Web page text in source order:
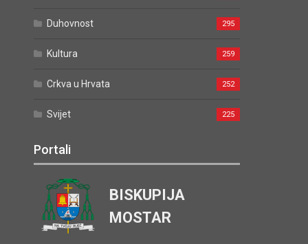
Duhovnost 295
Kultura 259
Crkva u Hrvata 252
Svijet 225
Portali
BISKUPIJA
MOSTAR